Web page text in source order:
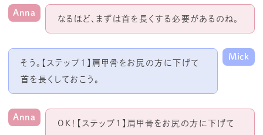
Anna
なるほど、まずは首を長くする必要があるのね。
そう。【ステップ 1 】肩甲骨をお尻の方に下げて
首を長くしておこう。
Mick
Anna
OK！【ステップ 1 】肩甲骨をお尻の方に下げて